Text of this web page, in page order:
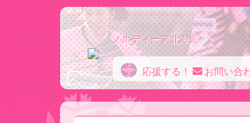
ノ
ノルディーア北海道
応援する！ お問い合